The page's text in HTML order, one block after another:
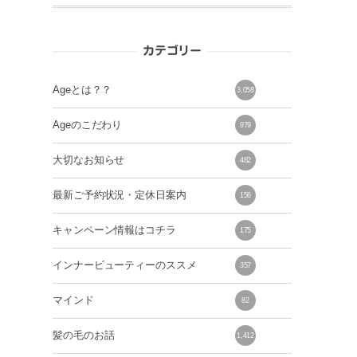
カテゴリー
Ageとは？？ 3,058
Ageのこだわり 979
大切なお知らせ 482
最新ご予約状況・定休日案内 156
キャンペーン情報はコチラ 175
インナービューティーのススメ 357
マインド 82
髪の毛のお話 1,412